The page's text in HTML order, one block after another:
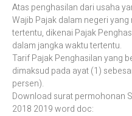
Atas penghasilan dari usaha
Wajib Pajak dalam negeri
tertentu, dikenai Pajak
dalam jangka waktu tertentu.
Tarif Pajak Penghasilan yang
dimaksud pada ayat (1)
persen).
Download surat permohonan
2018 2019 word doc: